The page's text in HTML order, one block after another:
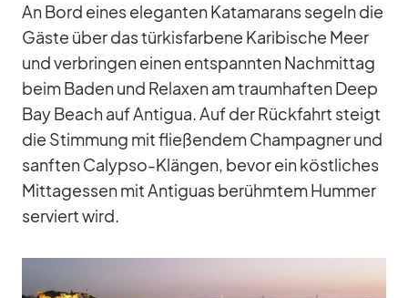
An Bord ei­nes ele­gan­ten Ka­ta­marans se­geln die
Gäste über das tür­kis­far­bene Ka­ri­bi­sche Meer
und ver­brin­gen ei­nen ent­spann­ten Nach­mit­tag
beim Ba­den und Re­la­xen am traum­haf­ten Deep
Bay Beach auf An­ti­gua. Auf der Rück­fahrt steigt
die Stim­mung mit flie­ßen­dem Cham­pa­gner und
sanf­ten Ca­lypso-Klän­gen, be­vor ein köst­li­ches
Mit­tag­essen mit An­ti­guas be­rühm­tem Hum­mer
ser­viert wird.